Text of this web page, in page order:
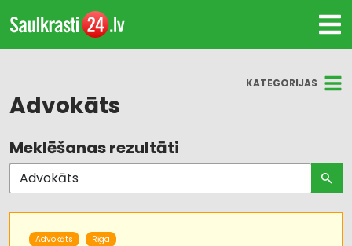
KATEGORIJAS
Advokāts
Visas nozares
Advokāti
Meklēšanas rezultāti
Advokāts Rīga